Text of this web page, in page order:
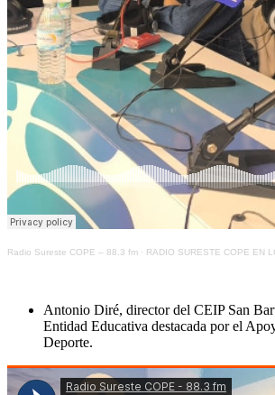
Radio Sureste COPE – 88.3 fm · RADIO SURESTE COPE EN LOS FORTIUS
Antonio Diré, director del CEIP San
Entidad Educativa destacada por el
Deporte.